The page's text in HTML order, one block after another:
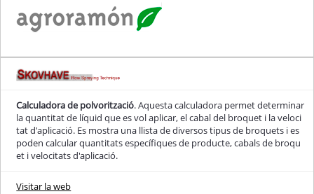
Calculadora de polvorització. Aquesta calculadora permet determinar
la quantitat de líquid que es vol aplicar, el cabal del broquet i la veloci
tat d'aplicació. Es mostra una llista de diversos tipus de broquets i es
poden calcular quantitats específiques de producte, cabals de broqu
et i velocitats d'aplicació.
Visitar la web